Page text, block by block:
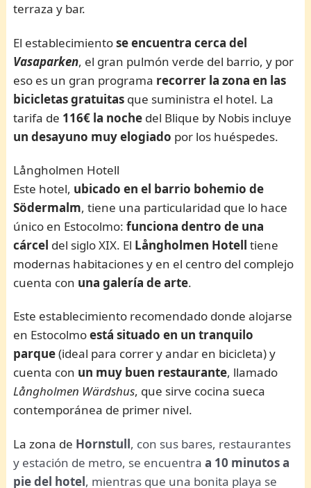
terraza y bar.
El establecimientose encuentra cerca del
Vasaparken, el gran pulmón verde del barrio, y por
eso es un gran programa recorrer la zona en las
bicicletas gratuitas que suministra el hotel. La
tarifa de 116€ la noche del Blique by Nobis incluye
un desayuno muy elogiado por los huéspedes.
Långholmen Hotell
Este hotel, ubicado en el barrio bohemio de
Södermalm, tiene una particularidad que lo hace
único en Estocolmo:funciona dentro de una
cárcel del siglo XIX. El Långholmen Hotell tiene
modernas habitaciones y en el centro del complejo
cuenta con una galería de arte.
Este establecimiento recomendado donde alojarse
en Estocolmoestá situado en un tranquilo
parque(ideal para correr y andar en bicicleta) y
cuenta con un muy buen restaurante, llamado
Långholmen Wärdshus, que sirve cocina sueca
contemporánea de primer nivel.
La zona de Hornstull, con sus bares, restaurantes
y estación de metro, se encuentraa 10 minutos a
pie del hotel, mientras que una bonita playa se